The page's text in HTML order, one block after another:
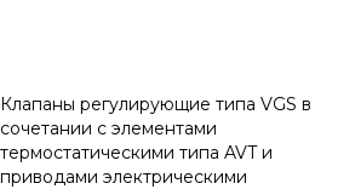
Клапаны регулирующие типа VGS в
сочетании с элементами
термостатическими типа AVT и
приводами электрическими